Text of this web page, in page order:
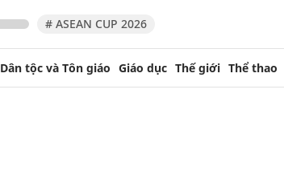
# ASEAN CUP 2026
Dân tộc và Tôn giáo Giáo dục Thế giới Thể thao